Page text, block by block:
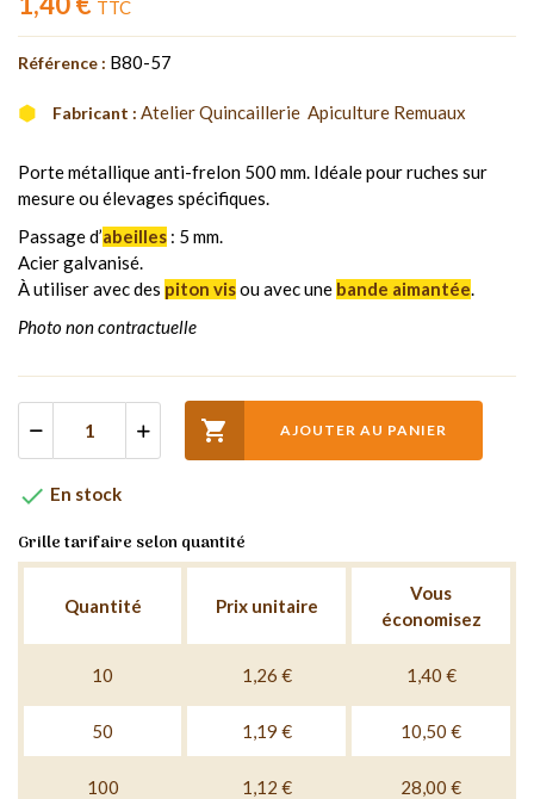
TTC
Référence : B80-57
Fabricant : Atelier Quincaillerie  Apiculture Remuaux
Porte métallique anti-frelon 500 mm. Idéale pour ruches sur
mesure ou élevages spécifiques.
Passage d’abeilles : 5 mm.
Acier galvanisé.
À utiliser avec des piton visou avec une bande aimantée.
Photo non contractuelle
 AJOUTER AU PANIER
 En stock
Grille tarifaire selon quantité
Quantité Prix unitaire
Vous
économisez
10 1,26 € 1,40 €
50 1,19 € 10,50 €
100 1,12 € 28,00 €